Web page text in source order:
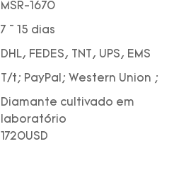
MSR-1670
7 ~ 15 dias
DHL, FEDES, TNT, UPS, EMS
T/t; PayPal; Western Union ;
Diamante cultivado em
laboratório
1720USD